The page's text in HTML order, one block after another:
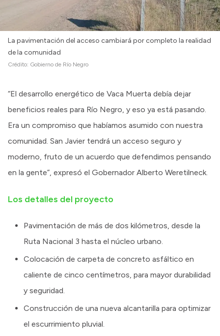
La pavimentación del acceso cambiará por completo la realidad
de la comunidad
Crédito: Gobierno de Río Negro
“El desarrollo energético de Vaca Muerta debía dejar
beneficios reales para Río Negro, y eso ya está pasando.
Era un compromiso que habíamos asumido con nuestra
comunidad. San Javier tendrá un acceso seguro y
moderno, fruto de un acuerdo que defendimos pensando
en la gente”, expresó el Gobernador Alberto Weretilneck.
Los detalles del proyecto
Pavimentación de más de dos kilómetros, desde la
Ruta Nacional 3 hasta el núcleo urbano.
Colocación de carpeta de concreto asfáltico en
caliente de cinco centímetros, para mayor durabilidad
y seguridad.
Construcción de una nueva alcantarilla para optimizar
el escurrimiento pluvial.